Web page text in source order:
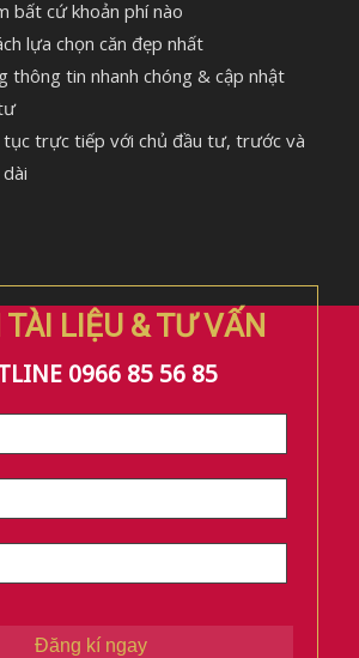
bất cứ khoản phí nào
lựa chọn căn đẹp nhất
thông tin nhanh chóng & cập nhật
trực tiếp với chủ đầu tư, trước và
TÀI LIỆU & TƯ VẤN
0966 85 56 85
Đăng kí ngay